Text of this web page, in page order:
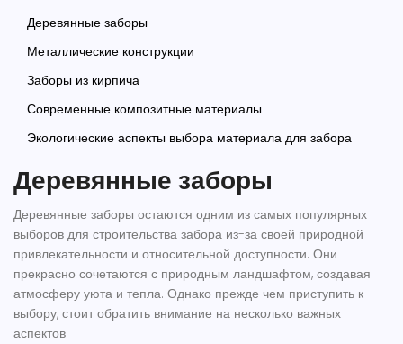
Деревянные заборы
Металлические конструкции
Заборы из кирпича
Современные композитные материалы
Экологические аспекты выбора материала для забора
Деревянные заборы
Деревянные заборы остаются одним из самых популярных
выборов для строительства забора из-за своей природной
привлекательности и относительной доступности. Они
прекрасно сочетаются с природным ландшафтом, создавая
атмосферу уюта и тепла. Однако прежде чем приступить к
выбору, стоит обратить внимание на несколько важных
аспектов.